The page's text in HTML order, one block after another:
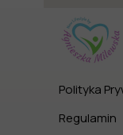
Regulamin
Polityka